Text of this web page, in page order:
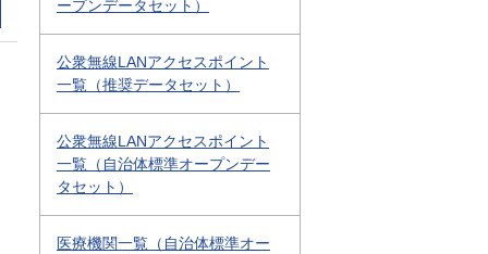
ープンデータセット）
公衆無線LANアクセスポイント
一覧（推奨データセット）
公衆無線LANアクセスポイント
一覧（自治体標準オープンデー
タセット）
医療機関一覧（自治体標準オー